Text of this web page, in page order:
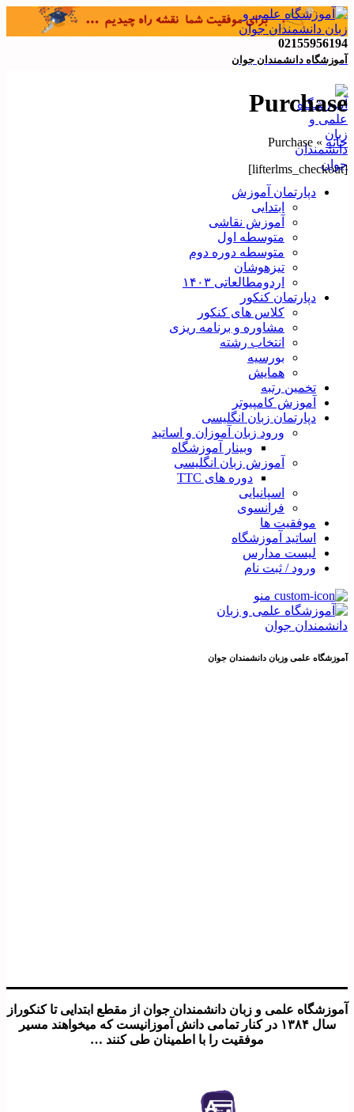
02155956194
آموزشگاه دانشمندان جوان
دپارتمان آموزش
ابتدایی
آموزش نقاشی
متوسطه اول
متوسطه دوره دوم
تیزهوشان
اردومطالعاتی ۱۴۰۳
دپارتمان کنکور
کلاس های کنکور
مشاوره و برنامه ریزی
انتخاب رشته
بورسیه
همایش
تخمین رتبه
آموزش کامپیوتر
دپارتمان زبان انگلیسی
ورود زبان آموزان و اساتید
وبینار آموزشگاه
آموزش زبان انگلیسی
دوره های TTC
اسپانیایی
فرانسوی
موفقیت ها
اساتید آموزشگاه
لیست مدارس
ورود / ثبت نام
منو
آموزشگاه علمی وزبان دانشمندان جوان
Purchase
خانه »
Purchase
[lifterlms_checkout]
آموزشگاه علمی و زبان دانشمندان جوان از مقطع ابتدایی تا کنکوراز
سال ۱۳۸۴ در کنار تمامی دانش آموزانیست که میخواهند مسیر
موفقیت را با اطمینان طی کنند …